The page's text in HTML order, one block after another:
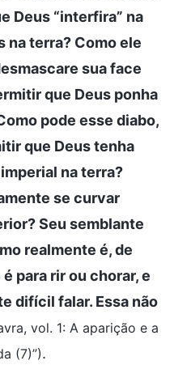
Deus “interfira” na
na terra? Como ele
sua face
que Deus ponha
pode esse diabo,
que Deus tenha
na terra?
se curvar
Seu semblante
realmente é, de
para rir ou chorar, e
difícil falar. Essa não
vol. 1: A aparição e a
(7)”).